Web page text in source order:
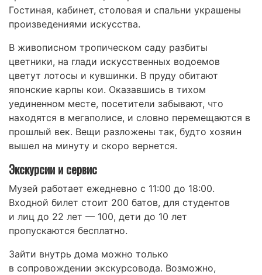
Гостиная, кабинет, столовая и спальни украшены
произведениями искусства.
В живописном тропическом саду разбиты
цветники, на глади искусственных водоемов
цветут лотосы и кувшинки. В пруду обитают
японские карпы кои. Оказавшись в тихом
уединенном месте, посетители забывают, что
находятся в мегаполисе, и словно перемещаются в
прошлый век. Вещи разложены так, будто хозяин
вышел на минуту и скоро вернется.
Экскурсии и сервис
Музей работает ежедневно с 11:00 до 18:00.
Входной билет стоит 200 батов, для студентов
и лиц до 22 лет — 100, дети до 10 лет
пропускаются бесплатно.
Зайти внутрь дома можно только
в сопровождении экскурсовода. Возможно,